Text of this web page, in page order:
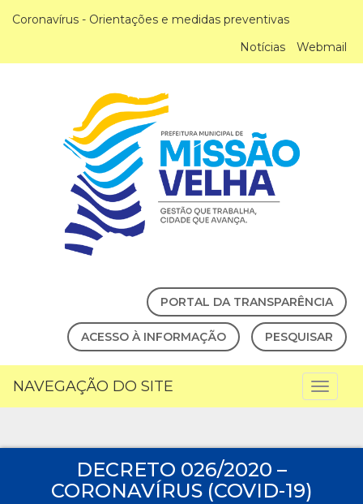
Coronavírus - Orientações e medidas preventivas
Notícias
Webmail
PORTAL DA TRANSPARÊNCIA
ACESSO À INFORMAÇÃO PESQUISAR
NAVEGAÇÃO DO SITE
DECRETO 026/2020 –
CORONAVÍRUS (COVID-19)